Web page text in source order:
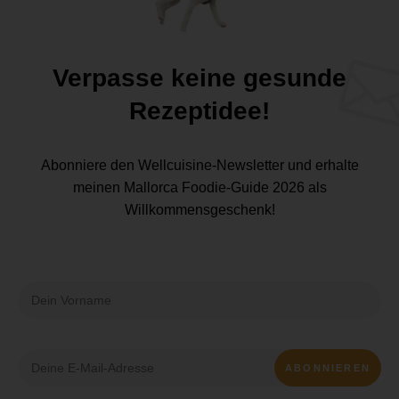
Verpasse keine gesunde
Rezeptidee!
Abonniere den Wellcuisine-Newsletter und erhalte
meinen Mallorca Foodie-Guide 2026 als
Willkommensgeschenk!